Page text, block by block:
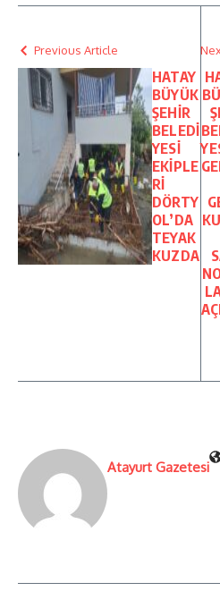
Previous Article
HATAY
BÜYÜK
ŞEHİR
BELEDİ
YESİ
EKİPLE
Rİ
DÖRTY
OL’DA
TEYAK
KUZDA
Atayurt Gazetesi